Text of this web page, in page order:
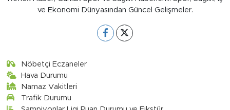
ve Ekonomi Dünyasından Güncel Gelişmeler.
Nöbetçi Eczaneler
Hava Durumu
Namaz Vakitleri
Trafik Durumu